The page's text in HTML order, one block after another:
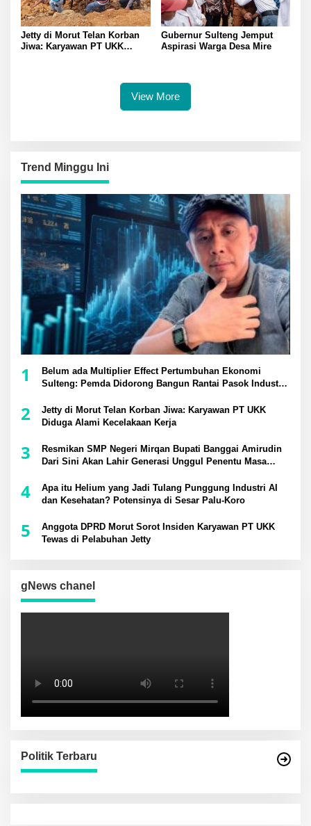
Jetty di Morut Telan Korban
Jiwa: Karyawan PT UKK
Gubernur Sulteng Jemput
Aspirasi Warga Desa Mire
View More
Trend Minggu Ini
1
Belum ada Multiplier Effect Pertumbuhan Ekonomi
Sulteng: Pemda Didorong Bangun Rantai Pasok Industri
2
Jetty di Morut Telan Korban Jiwa: Karyawan PT UKK
Diduga Alami Kecelakaan Kerja
3
Resmikan SMP Negeri Mirqan Bupati Banggai Amirudin
Dari Sini Akan Lahir Generasi Unggul Penentu Masa
4
Apa itu Helium yang Jadi Tulang Punggung Industri AI
dan Kesehatan? Potensinya di Sesar Palu-Koro
5
Anggota DPRD Morut Sorot Insiden Karyawan PT UKK
Tewas di Pelabuhan Jetty
gNews chanel
Politik Terbaru